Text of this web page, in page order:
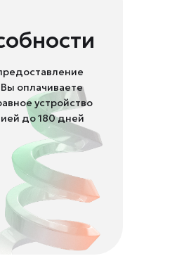
оплачиваете
устройство
до 180 дней